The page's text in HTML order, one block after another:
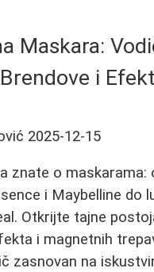
Maskara:
i
2025-12-15
znate o maskarama:
i Maybelline do
Otkrijte tajne
i magnetnih
zasnovan na